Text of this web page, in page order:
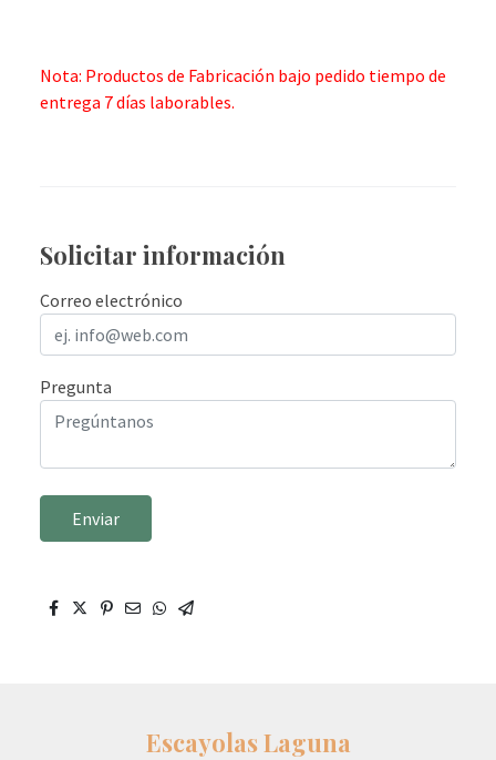
Nota: Productos de Fabricación bajo pedido tiempo de
entrega 7 días laborables.
Solicitar información
Correo electrónico
Pregunta
Enviar
Escayolas Laguna